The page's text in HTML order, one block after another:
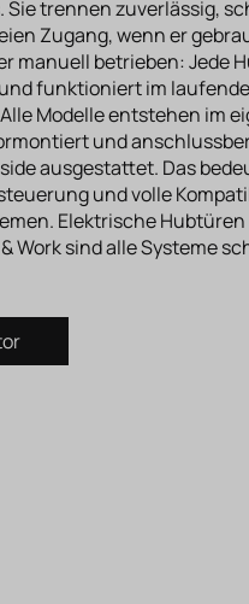
trennen zuverlässig,
Zugang, wenn er
manuell betrieben: Jede
funktioniert im
Modelle entstehen im
und
ausgestattet. Das
und volle
Elektrische
Work sind alle Systeme